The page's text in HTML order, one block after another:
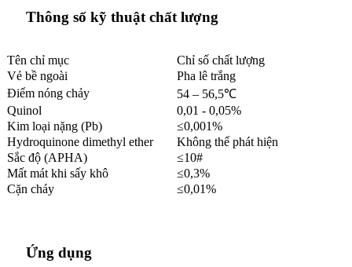
Thông số kỹ thuật chất lượng
Tên chỉ mục
Chỉ số chất lượng
Vẻ bề ngoài
Pha lê trắng
Điểm nóng chảy
54 – 56,5℃
Quinol
0,01 - 0,05%
Kim loại nặng (Pb)
≤0,001%
Hydroquinone dimethyl ether
Không thể phát hiện
Sắc độ (APHA)
≤10#
Mất mát khi sấy khô
≤0,3%
Cặn cháy
≤0,01%
Ứng dụng